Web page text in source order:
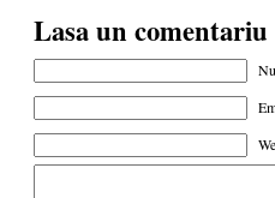
Lasa un comentariu